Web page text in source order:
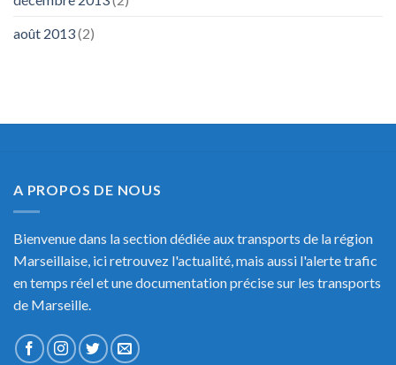
août 2013(2)
A PROPOS DE NOUS
Bienvenue dans la section dédiée aux transports de la région
Marseillaise, ici retrouvez l'actualité, mais aussi l'alerte trafic
en temps réel et une documentation précise sur les transports
de Marseille.